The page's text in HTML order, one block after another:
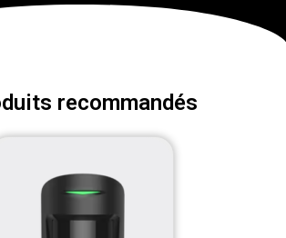
recommandés